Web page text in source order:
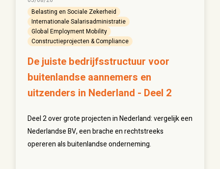
Belasting en Sociale Zekerheid
Internationale Salarisadministratie
Global Employment Mobility
Constructieprojecten & Compliance
De juiste bedrijfsstructuur voor
buitenlandse aannemers en
uitzenders in Nederland - Deel 2
Deel 2 over grote projecten in Nederland: vergelijk een
Nederlandse BV, een brache en rechtstreeks
opereren als buitenlandse onderneming.